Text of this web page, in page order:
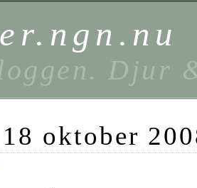
Djur
oktober